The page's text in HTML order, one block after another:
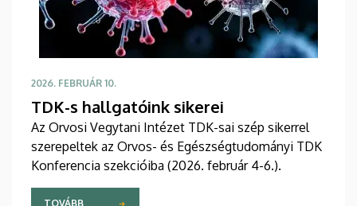
2026. FEBRUÁR 10.
TDK-s hallgatóink sikerei
Az Orvosi Vegytani Intézet TDK-sai szép sikerrel
szerepeltek az Orvos- és Egészségtudományi TDK
Konferencia szekcióiba (2026. február 4-6.).
TOVÁBB